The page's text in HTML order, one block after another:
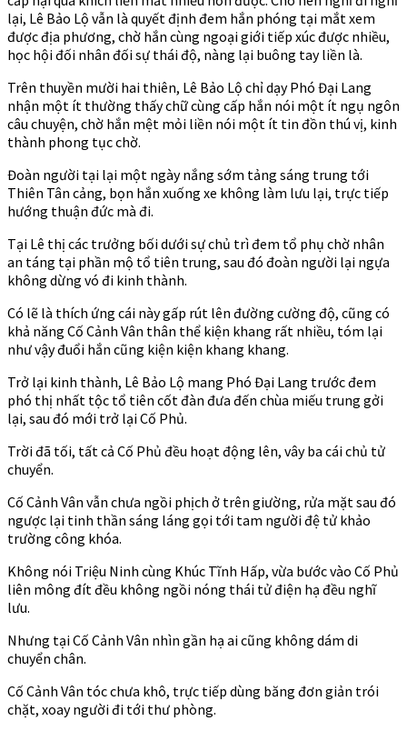
lại, Lê Bảo Lộ vẫn là quyết định đem hắn phóng tại mắt xem
được địa phương, chờ hắn cùng ngoại giới tiếp xúc được nhiều,
học hội đối nhân đối sự thái độ, nàng lại buông tay liền là.
Trên thuyền mười hai thiên, Lê Bảo Lộ chỉ dạy Phó Đại Lang
nhận một ít thường thấy chữ cùng cấp hắn nói một ít ngụ ngôn
câu chuyện, chờ hắn mệt mỏi liền nói một ít tin đồn thú vị, kinh
thành phong tục chờ.
Đoàn người tại lại một ngày nắng sớm tảng sáng trung tới
Thiên Tân cảng, bọn hắn xuống xe không làm lưu lại, trực tiếp
hướng thuận đức mà đi.
Tại Lê thị các trưởng bối dưới sự chủ trì đem tổ phụ chờ nhân
an táng tại phần mộ tổ tiên trung, sau đó đoàn người lại ngựa
không dừng vó đi kinh thành.
Có lẽ là thích ứng cái này gấp rút lên đường cường độ, cũng có
khả năng Cố Cảnh Vân thân thể kiện khang rất nhiều, tóm lại
như vậy đuổi hắn cũng kiện kiện khang khang.
Trở lại kinh thành, Lê Bảo Lộ mang Phó Đại Lang trước đem
phó thị nhất tộc tổ tiên cốt đàn đưa đến chùa miếu trung gởi
lại, sau đó mới trở lại Cố Phủ.
Trời đã tối, tất cả Cố Phủ đều hoạt động lên, vây ba cái chủ tử
chuyển.
Cố Cảnh Vân vẫn chưa ngồi phịch ở trên giường, rửa mặt sau đó
ngược lại tinh thần sáng láng gọi tới tam người đệ tử khảo
trường công khóa.
Không nói Triệu Ninh cùng Khúc Tĩnh Hấp, vừa bước vào Cố Phủ
liên mông đít đều không ngồi nóng thái tử điện hạ đều nghĩ
lưu.
Nhưng tại Cố Cảnh Vân nhìn gần hạ ai cũng không dám di
chuyển chân.
Cố Cảnh Vân tóc chưa khô, trực tiếp dùng băng đơn giản trói
chặt, xoay người đi tới thư phòng.